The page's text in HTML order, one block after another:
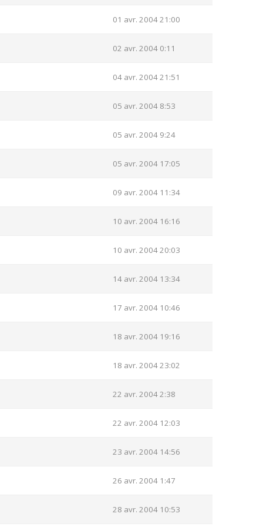
01 avr. 2004 21:00
02 avr. 2004 0:11
04 avr. 2004 21:51
05 avr. 2004 8:53
05 avr. 2004 9:24
05 avr. 2004 17:05
09 avr. 2004 11:34
10 avr. 2004 16:16
10 avr. 2004 20:03
14 avr. 2004 13:34
17 avr. 2004 10:46
18 avr. 2004 19:16
18 avr. 2004 23:02
22 avr. 2004 2:38
22 avr. 2004 12:03
23 avr. 2004 14:56
26 avr. 2004 1:47
28 avr. 2004 10:53